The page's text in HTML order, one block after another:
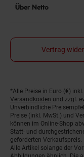
Über Netto
Vertrag
Fußnoten
*Alle Preise in Euro (€)
Versandkosten und zzgl.
Unverbindliche
Preise (inkl. MwSt.) und
können im Online-Shop
Statt- und
geforderten Verkaufspreis.
Alle Artikel solange der